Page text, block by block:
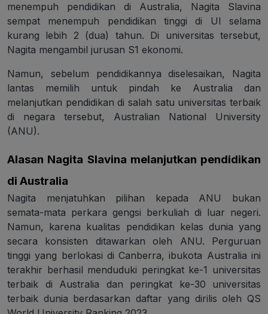
menempuh pendidikan di Australia, Nagita Slavina
sempat menempuh pendidikan tinggi di UI selama
kurang lebih 2 (dua) tahun. Di universitas tersebut,
Nagita mengambil jurusan S1 ekonomi.
Namun, sebelum pendidikannya diselesaikan, Nagita
lantas memilih untuk pindah ke Australia dan
melanjutkan pendidikan di salah satu universitas terbaik
di negara tersebut, Australian National University
(ANU).
Alasan Nagita Slavina melanjutkan pendidikan
di Australia
Nagita menjatuhkan pilihan kepada ANU bukan
semata-mata perkara gengsi berkuliah di luar negeri.
Namun, karena kualitas pendidikan kelas dunia yang
secara konsisten ditawarkan oleh ANU. Perguruan
tinggi yang berlokasi di Canberra, ibukota Australia ini
terakhir berhasil menduduki peringkat ke-1 universitas
terbaik di Australia dan peringkat ke-30 universitas
terbaik dunia berdasarkan daftar yang dirilis oleh QS